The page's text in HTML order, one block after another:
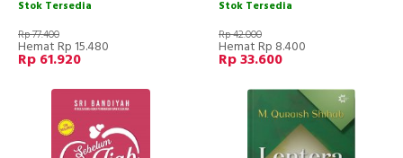
Stok Tersedia
Rp 77.400
Hemat Rp 15.480
Rp 61.920
Stok Tersedia
Rp 42.000
Hemat Rp 8.400
Rp 33.600